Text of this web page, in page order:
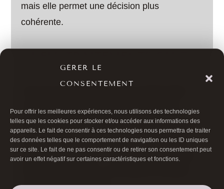
GÉRER LE
CONSENTEMENT
Pour offrir les meilleures expériences, nous utilisons des technologies
telles que les cookies pour stocker et/ou accéder aux informations des
appareils. Le fait de consentir à ces technologies nous permettra de traiter
des données telles que le comportement de navigation ou les ID uniques
sur ce site. Le fait de ne pas consentir ou de retirer son consentement peut
avoir un effet négatif sur certaines caractéristiques et fonctions.
mais elle permet une décision plus
cohérente.
IL SIGNALER ?
mentionnés, notamment fluidifiants, anti-
inflammatoires, traitements dermatologiques,
compléments et médicaments de perte de
poids de type GLP-1. L’article ne donne pas
avec l’équipe médicale.